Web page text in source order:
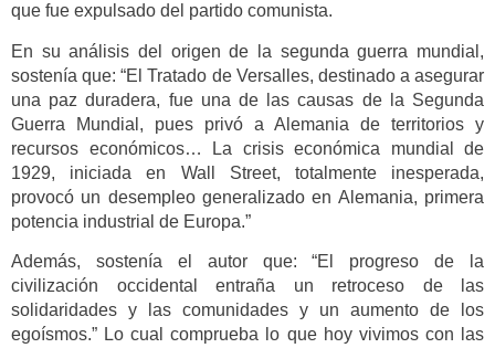
que fue expulsado del partido comunista.
En su análisis del origen de la segunda guerra mundial,
sostenía que: “El Tratado de Versalles, destinado a asegurar
una paz duradera, fue una de las causas de la Segunda
Guerra Mundial, pues privó a Alemania de territorios y
recursos económicos… La crisis económica mundial de
1929, iniciada en Wall Street, totalmente inesperada,
provocó un desempleo generalizado en Alemania, primera
potencia industrial de Europa.”
Además, sostenía el autor que: “El progreso de la
civilización occidental entraña un retroceso de las
solidaridades y las comunidades y un aumento de los
egoísmos.” Lo cual comprueba lo que hoy vivimos con las